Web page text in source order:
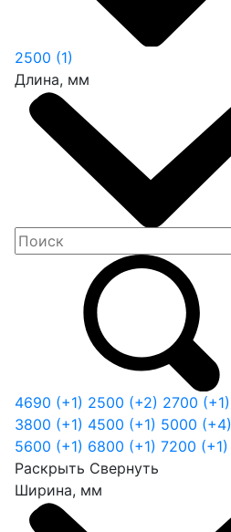
2500 (1)
Длина, мм
4690 (+1) 2500 (+2) 2700 (+1)
3800 (+1) 4500 (+1) 5000 (+4)
5600 (+1) 6800 (+1) 7200 (+1)
Раскрыть Свернуть
Ширина, мм